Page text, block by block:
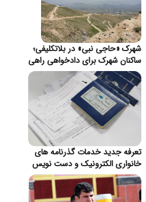
شهرک «حاجی نبی» در بلاتکلیفی؛
ساکنان شهرک برای دادخواهی راهی
قندهار شدند}
تعرفه جدید خدمات گذرنامه های
خانواری الکترونیک و دست نویس
در ایران اعلام شد}